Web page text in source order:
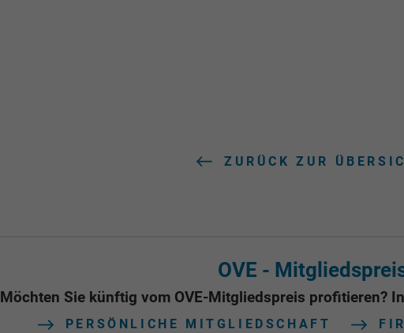
ZURÜCK ZUR
OVE -
Möchten Sie künftig vom OVE-Mitgliedspreis profitieren?
PERSÖNLICHE MITGLIEDSCHAFT